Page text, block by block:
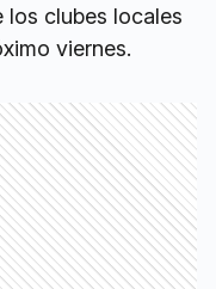
clubes locales
viernes.